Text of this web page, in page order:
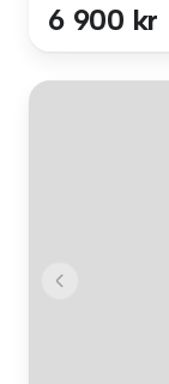
6 900 kr